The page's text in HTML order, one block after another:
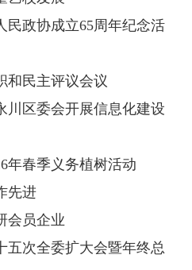
民政协成立65周年纪念活
和民主评议会议
川区委会开展信息化建设
年春季义务植树活动
先进
会员企业
五次全委扩大会暨年终总